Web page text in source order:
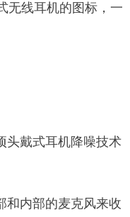
无线耳机的图标，一
头戴式耳机降噪技术
和内部的麦克风来收